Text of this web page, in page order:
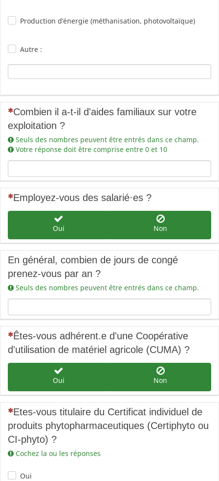
Production d’énergie (méthanisation, photovoltaïque)
Autre :
(Cette question est obligatoire)
Combien il a-t-il d'aides familiaux sur votre
exploitation ?
Seuls des nombres peuvent être entrés dans ce champ.
Votre réponse doit être comprise entre 0 et 10
(Cette question est obligatoire)
Employez-vous des salarié·es ?
Oui Non
En général, combien de jours de congé
prenez-vous par an ?
Seuls des nombres peuvent être entrés dans ce champ.
(Cette question est obligatoire)
Êtes-vous adhérent.e d'une Coopérative
d'utilisation de matériel agricole (CUMA) ?
Oui Non
(Cette question est obligatoire)
Etes-vous titulaire du Certificat individuel de
produits phytopharmaceutiques (Certiphyto ou
CI-phyto) ?
Cochez la ou les réponses
Oui